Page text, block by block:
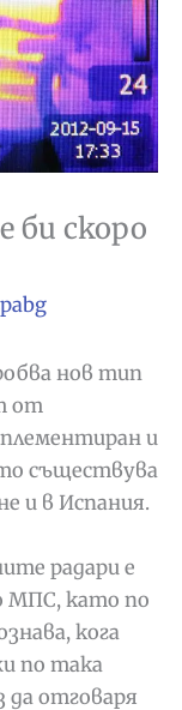
би скоро
нов тип
от
и
съществува
и в Испания.
радари е
МПС, като по
кога
по така
да отговаря